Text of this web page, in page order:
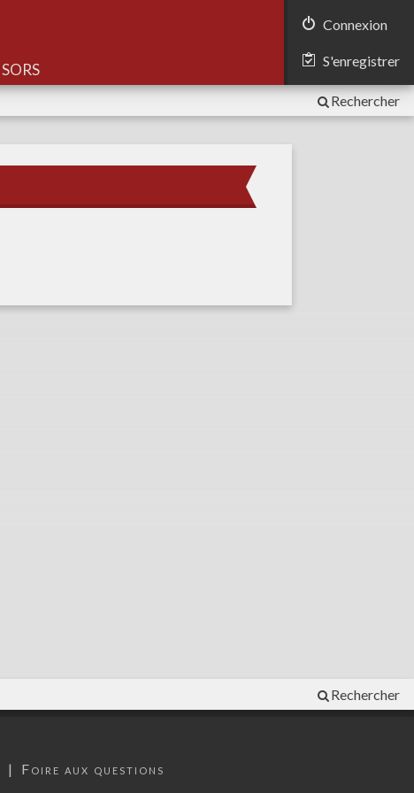
Connexion
S'enregistrer
Rechercher
Rechercher
Foire aux questions